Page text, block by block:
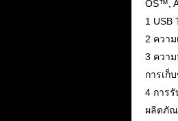
OS™,
1 USB
2 ควา
3 ควา
การเก็
4 การ
ผลิตภัณ